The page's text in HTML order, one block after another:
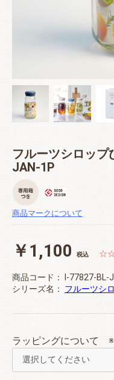
フルーツシロッ
JAN-1P
商品マークについて
￥1,100 税込
商品コード：
I-77827-BL-
シリーズ名： フルーツシ
ラッピングについて